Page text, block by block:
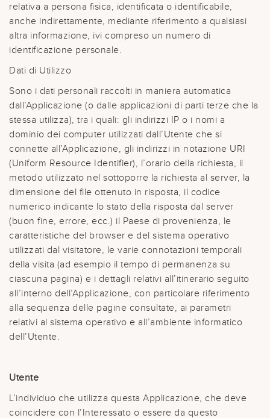
relativa a persona fisica, identificata o identificabile,
anche indirettamente, mediante riferimento a qualsiasi
altra informazione, ivi compreso un numero di
identificazione personale.
Dati di Utilizzo
Sono i dati personali raccolti in maniera automatica
dall’Applicazione (o dalle applicazioni di parti terze che la
stessa utilizza), tra i quali: gli indirizzi IP o i nomi a
dominio dei computer utilizzati dall’Utente che si
connette all’Applicazione, gli indirizzi in notazione URI
(Uniform Resource Identifier), l’orario della richiesta, il
metodo utilizzato nel sottoporre la richiesta al server, la
dimensione del file ottenuto in risposta, il codice
numerico indicante lo stato della risposta dal server
(buon fine, errore, ecc.) il Paese di provenienza, le
caratteristiche del browser e del sistema operativo
utilizzati dal visitatore, le varie connotazioni temporali
della visita (ad esempio il tempo di permanenza su
ciascuna pagina) e i dettagli relativi all’itinerario seguito
all’interno dell’Applicazione, con particolare riferimento
alla sequenza delle pagine consultate, ai parametri
relativi al sistema operativo e all’ambiente informatico
dell’Utente.
Utente
L’individuo che utilizza questa Applicazione, che deve
coincidere con l’Interessato o essere da questo